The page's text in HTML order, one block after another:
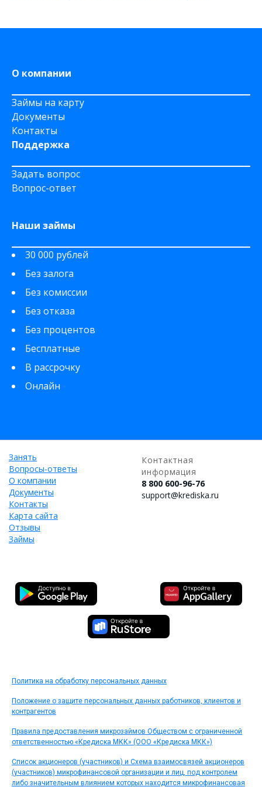
На Сберкнижку
О компании
Займы на карту
Документы
Контакты
Поддержка
Задать вопрос
Вопрос-ответ
Наши займы
30 000 рублей
Без залога
Без комиссии
Без отказа
Без процентов
Бесплатные
В рассрочку
Онлайн
Занять
Вопросы-ответы
О компании
Документы
Контакты
Карта сайта
Отзывы
Займы
Контактная
информация
8 800 600-96-76
support@krediska.ru
Политика на обработку персональных данных
Положение о защите персональных данных работников, клиентов и
контрагентов
Правила предоставления микрозаймов Обществом с ограниченной
ответственностью «Кредиска МКК» (ООО «Кредиска МКК»)
Список акционеров (участников) и Схема взаимосвязей акционеров
(участников) микрофинансовой организации и лиц, под контролем
либо значительным влиянием которых находится микрофинансовая